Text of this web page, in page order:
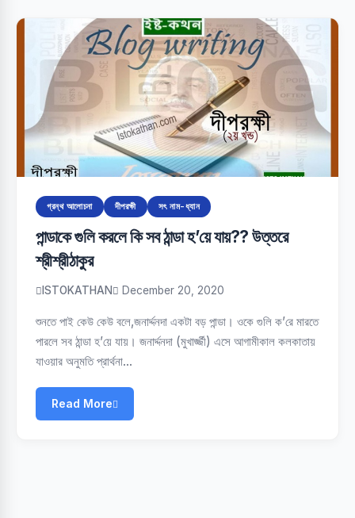
গ্রন্থ আলোচনা দীপরক্ষী সৎ নাম-ধ্যান
পান্ডাকে গুলি করলে কি সব ঠান্ডা হ’য়ে যায়?? উত্তরে
শ্রীশ্রীঠাকুর
ISTOKATHAN December 20, 2020
শুনতে পাই কেউ কেউ বলে,জনার্দ্দনদা একটা বড় পান্ডা। ওকে গুলি ক’রে মারতে
পারলে সব ঠান্ডা হ’য়ে যায়। জনার্দ্দনদা (মুখার্জ্জী) এসে আগামীকাল কলকাতায়
যাওয়ার অনুমতি প্রার্থনা…
Read More